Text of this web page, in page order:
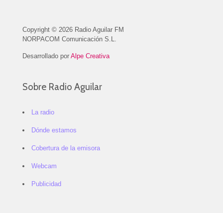
Copyright © 2026 Radio Aguilar FM
NORPACOM Comunicación S.L.
Desarrollado por Alpe Creativa
Sobre Radio Aguilar
La radio
Dónde estamos
Cobertura de la emisora
Webcam
Publicidad